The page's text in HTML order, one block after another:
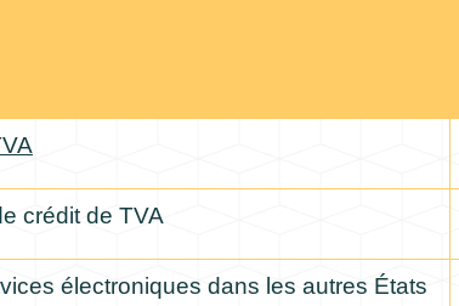
crédit de TVA
électroniques dans les autres États